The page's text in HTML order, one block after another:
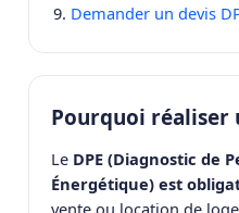
Demander un devis
Pourquoi réaliser
Le DPE (Diagnostic de
Énergétique) est
vente ou location de